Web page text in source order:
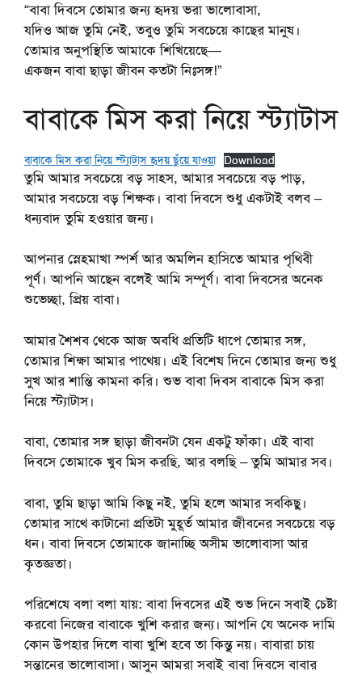
“বাবা দিবসে তোমার জন্য হৃদয় ভরা ভালোবাসা,
যদিও আজ তুমি নেই, তবুও তুমি সবচেয়ে কাছের মানুষ।
তোমার অনুপস্থিতি আমাকে শিখিয়েছে—
একজন বাবা ছাড়া জীবন কতটা নিঃসঙ্গ!”
বাবাকে মিস করা নিয়ে স্ট্যাটাস
বাবাকে মিস করা নিয়ে স্ট্যাটাস হৃদয় ছুঁয়ে যাওয়া Download
তুমি আমার সবচেয়ে বড় সাহস, আমার সবচেয়ে বড় পাড়,
আমার সবচেয়ে বড় শিক্ষক। বাবা দিবসে শুধু একটাই বলব –
ধন্যবাদ তুমি হওয়ার জন্য।
আপনার স্নেহমাখা স্পর্শ আর অমলিন হাসিতে আমার পৃথিবী
পূর্ণ। আপনি আছেন বলেই আমি সম্পূর্ণ। বাবা দিবসের অনেক
শুভেচ্ছা, প্রিয় বাবা।
আমার শৈশব থেকে আজ অবধি প্রতিটি ধাপে তোমার সঙ্গ,
তোমার শিক্ষা আমার পাথেয়। এই বিশেষ দিনে তোমার জন্য শুধু
সুখ আর শান্তি কামনা করি। শুভ বাবা দিবস বাবাকে মিস করা
নিয়ে স্ট্যাটাস।
বাবা, তোমার সঙ্গ ছাড়া জীবনটা যেন একটু ফাঁকা। এই বাবা
দিবসে তোমাকে খুব মিস করছি, আর বলছি – তুমি আমার সব।
বাবা, তুমি ছাড়া আমি কিছু নই, তুমি হলে আমার সবকিছু।
তোমার সাথে কাটানো প্রতিটা মুহূর্ত আমার জীবনের সবচেয়ে বড়
ধন। বাবা দিবসে তোমাকে জানাচ্ছি অসীম ভালোবাসা আর
কৃতজ্ঞতা।
পরিশেষে বলা বলা যায়: বাবা দিবসের এই শুভ দিনে সবাই চেষ্টা
করবো নিজের বাবাকে খুশি করার জন্য। আপনি যে অনেক দামি
কোন উপহার দিলে বাবা খুশি হবে তা কিন্তু নয়। বাবারা চায়
সন্তানের ভালোবাসা। আসুন আমরা সবাই বাবা দিবসে বাবার